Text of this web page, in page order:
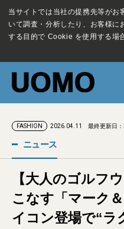
当サイトでは当社の提携先等がお
いて調査・分析したり、お客様に
する目的で Cookie を使用する場
FASHION 2026.04.11 最終更新日
ニュース
【大人のゴルフ
こなす「マーク
イコン登場で“ラ